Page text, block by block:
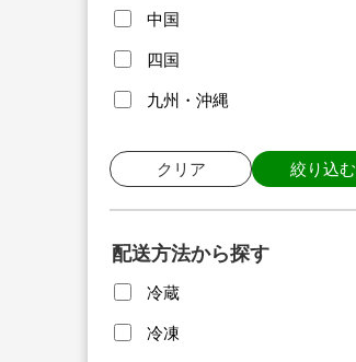
中国
四国
九州・沖縄
クリア 絞り込む
配送方法から探す
冷蔵
冷凍